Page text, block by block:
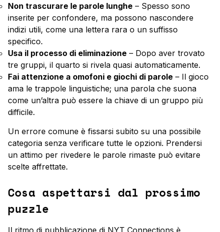
Non trascurare le parole lunghe – Spesso sono
inserite per confondere, ma possono nascondere
indizi utili, come una lettera rara o un suffisso
specifico.
Usa il processo di eliminazione – Dopo aver trovato
tre gruppi, il quarto si rivela quasi automaticamente.
Fai attenzione a omofoni e giochi di parole – Il gioco
ama le trappole linguistiche; una parola che suona
come un’altra può essere la chiave di un gruppo più
difficile.
Un errore comune è fissarsi subito su una possibile
categoria senza verificare tutte le opzioni. Prendersi
un attimo per rivedere le parole rimaste può evitare
scelte affrettate.
Cosa aspettarsi dal prossimo
puzzle
Il ritmo di pubblicazione di NYT Connections è